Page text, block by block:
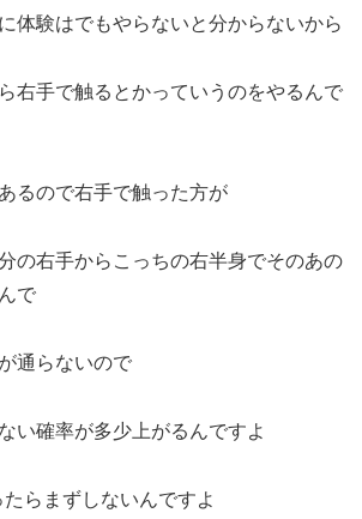
体験はでもやらないと分からないから
右手で触るとかっていうのをやるんで
るので右手で触った方が
の右手からこっちの右半身でそのあの
で
通らないので
い確率が多少上がるんですよ
らまずしないんですよ